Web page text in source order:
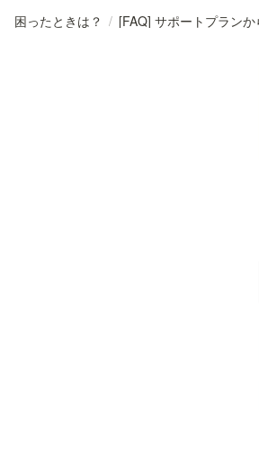
困ったときは？ / [FAQ] サポートプランか